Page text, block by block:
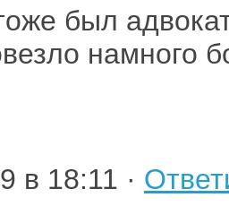
был
намного
в 18:11 ·